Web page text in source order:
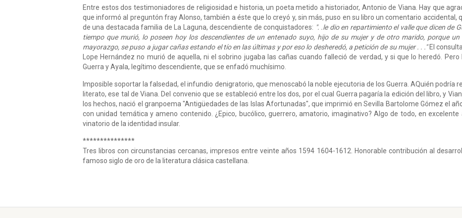
Entre estos dos testimoniadores de religiosidad e historia, un poeta metido a historiador, Antonio de Viana. Hay que
que informó al preguntón fray Alonso, también a éste que lo creyó y, sin más, puso en su libro un comentario accidental,
de una destacada familia de La Laguna, descendiente de conquistadores: ". .le dio en repartimiento el valle que dicen de
tiempo que murió, lo poseen hoy los descendientes de un entenado suyo, hijo de su mujer y de otro marido, porque
mayoraz­go, se puso a jugar cañas estando el tío en las últimas y por eso lo desheredó, a petición de su mujer . . ."El
Lope Hernández no murió de aquella, ni el sobrino jugaba las cañas cuando falleció de verdad, y si que lo heredó.
Guerra y Ayala, legítimo descendiente, que se enfadó muchísimo.
Imposible soportar la falsedad, el infundio denigratorio, que menoscabó la noble ejecutoria de los Guerra. AQuién podría
literato, ese tal de Viana. Del convenio que se estableció entre los dos, por el cual Guerra pagaría la edición del libro, y
los hechos, nació el granpoema "Antigüedades de las Islas Afortunadas", que imprimió en Sevilla Bartolome Gómez el
con unidad temática y ameno contenido. ¿Epico, bucólico, guerrero, amato­rio, imaginativo? Algo de todo, en
vinatorio de la identidad insular.
***************
Tres libros con circunstancias cercanas, impresos entre veinte años 1594 ­1604-1612. Honorable contribución al
famoso siglo de oro de la literatura clásica castellana.